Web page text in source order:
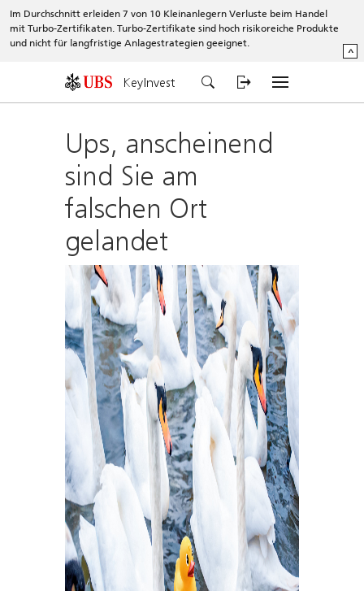
Im Durchschnitt erleiden 7 von 10 Kleinanlegern Verluste beim Handel
mit Turbo-Zertifikaten. Turbo-Zertifikate sind hoch risikoreiche Produkte
und nicht für langfristige Anlagestrategien geeignet.
^
KeyInvest
Ups, anscheinend
sind Sie am
falschen Ort
gelandet